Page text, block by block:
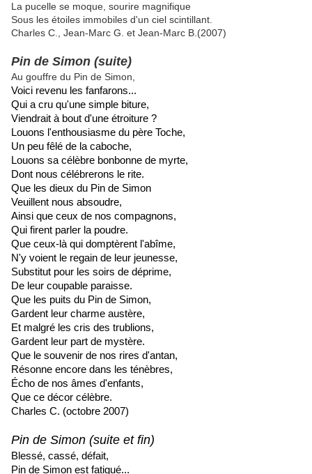
La pucelle se moque, sourire magnifique
Sous les étoiles immobiles d'un ciel scintillant.
Charles C., Jean-Marc G. et Jean-Marc B.(2007)
Pin de Simon (suite)
Au gouffre du Pin de Simon,
Voici revenu les fanfarons...
Qui a cru qu'une simple biture,
Viendrait à bout d'une étroiture ?
Louons l'enthousiasme du père Toche,
Un peu fêlé de la caboche,
Louons sa célèbre bonbonne de myrte,
Dont nous célébrerons le rite.
Que les dieux du Pin de Simon
Veuillent nous absoudre,
Ainsi que ceux de nos compagnons,
Qui firent parler la poudre.
Que ceux-là qui domptèrent l'abîme,
N'y voient le regain de leur jeunesse,
Substitut pour les soirs de déprime,
De leur coupable paraisse.
Que les puits du Pin de Simon,
Gardent leur charme austère,
Et malgré les cris des trublions,
Gardent leur part de mystère.
Que le souvenir de nos rires d'antan,
Résonne encore dans les ténèbres,
Écho de nos âmes d'enfants,
Que ce décor célèbre.
Charles C. (octobre 2007)
Pin de Simon (suite et fin)
Blessé, cassé, défait,
Pin de Simon est fatigué...